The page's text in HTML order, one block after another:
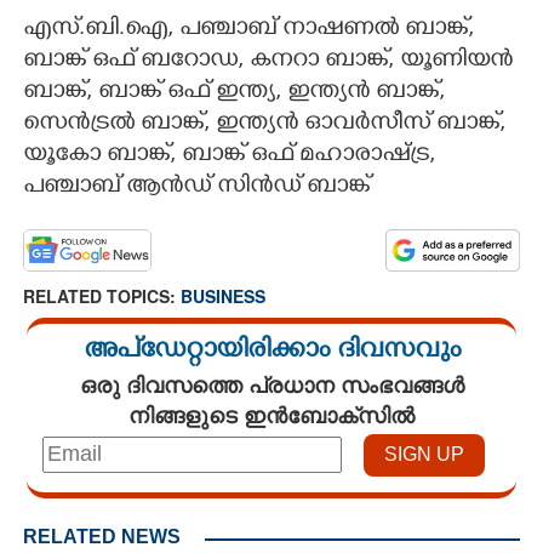
എസ്.ബി.ഐ, പഞ്ചാബ് നാഷണൽ ബാങ്ക്,
ബാങ്ക് ഒഫ് ബറോഡ, കനറാ ബാങ്ക്, യൂണിയൻ
ബാങ്ക്, ബാങ്ക് ഒഫ് ഇന്ത്യ, ഇന്ത്യൻ ബാങ്ക്,
സെൻട്രൽ ബാങ്ക്, ഇന്ത്യൻ ഓവർസീസ് ബാങ്ക്,
യൂകോ ബാങ്ക്, ബാങ്ക് ഒഫ് മഹാരാഷ്ട്ര,
പഞ്ചാബ് ആൻഡ് സിൻഡ് ബാങ്ക്
RELATED TOPICS: BUSINESS
അപ്ഡേറ്റായിരിക്കാം ദിവസവും
ഒരു ദിവസത്തെ പ്രധാന സംഭവങ്ങൾ
നിങ്ങളുടെ ഇൻബോക്സിൽ
RELATED NEWS